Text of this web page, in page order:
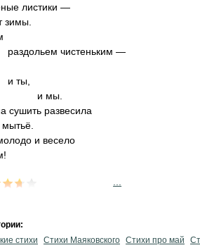
листики —
зимы.
раздольем чистеньким —
и ты,
и мы.
сушить развесила
и весело
стихи
Стихи Маяковского Стихи про май